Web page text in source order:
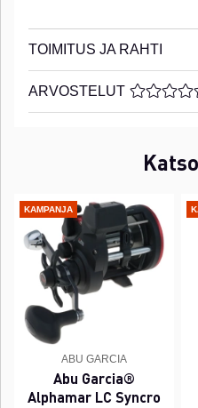
TOIMITUS JA RAHTI
ARVOSTELUT
KAMPANJA
ABU GARCIA
Abu Garcia®
Alphamar LC Syncro